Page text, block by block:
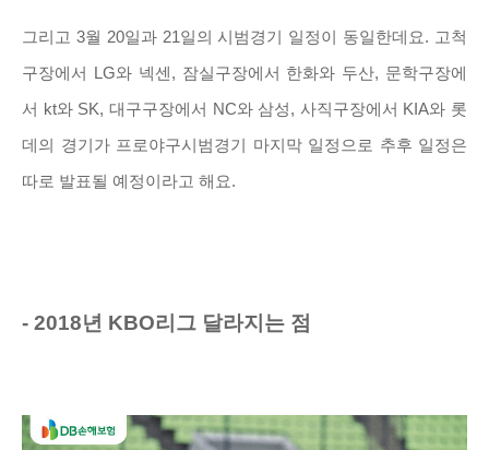
그리고 3월 20일과 21일의 시범경기 일정이 동일한데요. 고척
구장에서 LG와 넥센, 잠실구장에서 한화와 두산, 문학구장에
서 kt와 SK, 대구구장에서 NC와 삼성, 사직구장에서 KIA와 롯
데의 경기가 프로야구시범경기 마지막 일정으로 추후 일정은
따로 발표될 예정이라고 해요.
- 2018년 KBO리그 달라지는 점